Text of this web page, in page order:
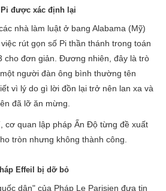
được xác định lại
nhà làm luật ở bang Alabama (Mỹ)
rút gọn số Pi thần thánh trong toán
cho đơn giản. Đương nhiên, đây là trò
người đàn ông bình thường tên
vì lý do gì lời đồn lại trở nên lan xa và
đã lỡ ăn mừng.
cơ quan lập pháp Ấn Độ từng đề xuất
tròn nhưng không thành công.
Effeil bị dỡ bỏ
dân" của Pháp Le Parisien đưa tin